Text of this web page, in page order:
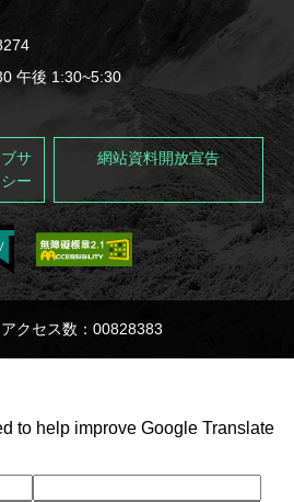
午後 1:30~5:30
サ
ー
網站資料開放宣告
クセス数：00828383
to help improve Google Translate